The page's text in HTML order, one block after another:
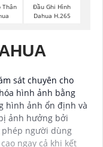
Thân
Đầu Ghi Hình
Dahua H.265
sát chuyên cho
hình ảnh bằng
hình ảnh ổn định và
ảnh hưởng bởi
phép người dùng
ngay cả khi kết